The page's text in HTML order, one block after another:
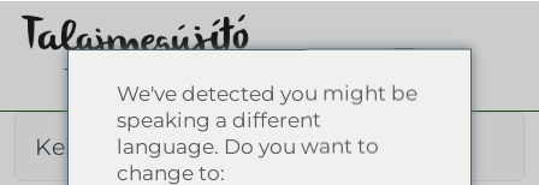
Kein Inhalt gefunden.
We've detected you might be
speaking a different
language. Do you want to
change to: